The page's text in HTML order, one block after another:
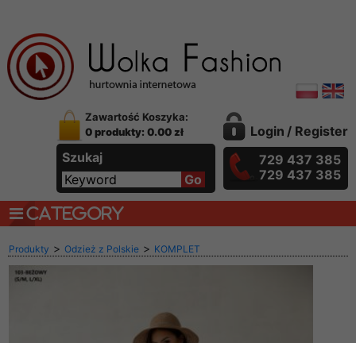
Zawartość Koszyka:
0 produkty: 0.00 zł
Szukaj
Login / Register
729 437 385
729 437 385
CATEGORY
Produkty > Odzież z Polskie > KOMPLET